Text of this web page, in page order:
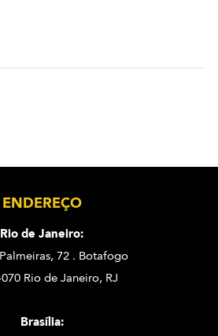
ENDEREÇO
Rio de Janeiro:
72 . Botafogo
Rio de Janeiro, RJ
Brasília: